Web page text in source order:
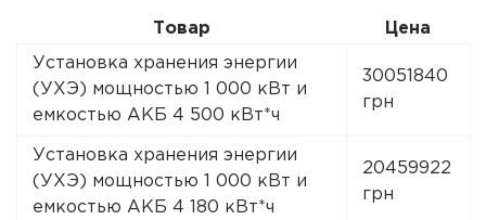
Товар Цена
Установка хранения энергии
(УХЭ) мощностью 1 000 кВт и
емкостью АКБ 4 500 кВт*ч
30051840
грн
Установка хранения энергии
(УХЭ) мощностью 1 000 кВт и
емкостью АКБ 4 180 кВт*ч
20459922
грн